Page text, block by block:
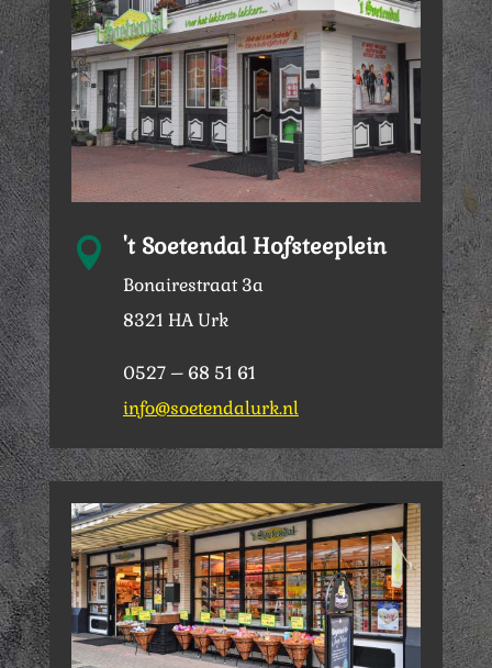
 't Soetendal Hofsteeplein
Bonairestraat 3a
8321 HA Urk
0527 – 68 51 61
info@soetendalurk.nl